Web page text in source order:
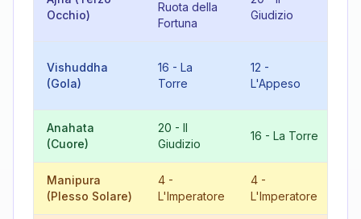
Occhio)
Ruota della
Fortuna
Giudizio
Vishuddha
(Gola)
16 - La
Torre
12 -
L'Appeso
Anahata
(Cuore)
20 - Il
Giudizio
16 - La Torre
Manipura
(Plesso Solare)
4 -
L'Imperatore
4 -
L'Imperatore